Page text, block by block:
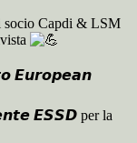
socio Capdi & LSM
𝙀𝙪𝙧𝙤𝙥𝙚𝙖𝙣
𝙀𝙎𝙎𝘿 per la